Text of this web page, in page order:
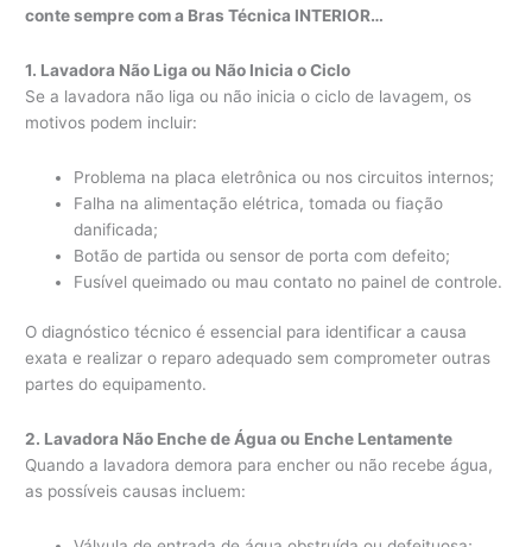
conte sempre com a Bras Técnica INTERIOR…
1. Lavadora Não Liga ou Não Inicia o Ciclo
Se a lavadora não liga ou não inicia o ciclo de lavagem, os
motivos podem incluir:
Problema na placa eletrônica ou nos circuitos internos;
Falha na alimentação elétrica, tomada ou fiação
danificada;
Botão de partida ou sensor de porta com defeito;
Fusível queimado ou mau contato no painel de controle.
O diagnóstico técnico é essencial para identificar a causa
exata e realizar o reparo adequado sem comprometer outras
partes do equipamento.
2. Lavadora Não Enche de Água ou Enche Lentamente
Quando a lavadora demora para encher ou não recebe água,
as possíveis causas incluem: